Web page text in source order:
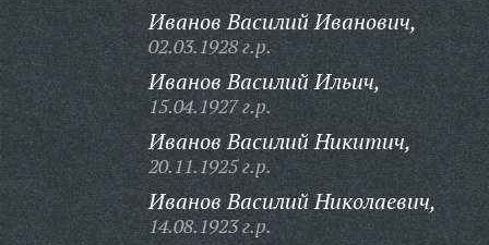
Иванов Василий Иванович,
02.03.1928 г.р.
Иванов Василий Ильич,
15.04.1927 г.р.
Иванов Василий Никитич,
20.11.1925 г.р.
Иванов Василий Николаевич,
14.08.1923 г.р.